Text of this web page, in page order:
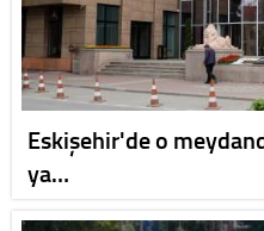
Eskişehir'de o
ya…